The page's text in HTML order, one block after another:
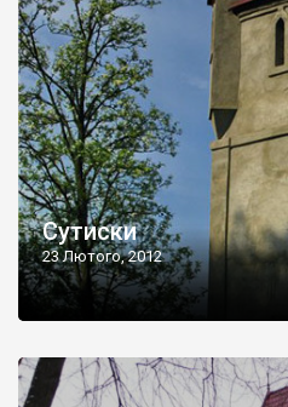
Сутиски
23 Лютого, 2012